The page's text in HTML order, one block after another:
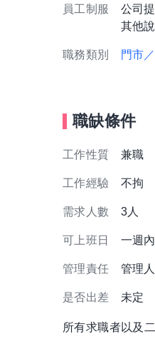
員工制服
公司
其他
職務類別 門市
職缺條件
工作性質 兼職
工作經驗 不拘
需求人數 3人
可上班日 一週內
管理責任 管理
是否出差 未定
所有求職者以及